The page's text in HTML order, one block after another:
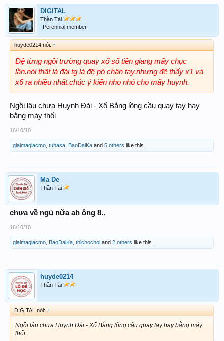
DIGITAL
Thần Tài
Perennial member
huyde0214 nói: ↑
Đệ từng ngồi trường quay xổ số tiền giang mấy chục
lần.nói thật là đài tg là đệ pó chân tay.nhưng đệ thấy x1 và
x6 ra nhiều nhất.chúc ý kiến nho nhỏ cho mấy huynh.
Ngồi lâu chưa Huynh Đài - Xổ Bằng lồng cầu quay tay hay
bằng máy thổi
16/10/10
giaimagiacmo tuhasa BaoDaiKa and 5 others like this.
Ma De
Thần Tài
chưa về ngủ nữa ah ông 8..
16/10/10
giaimagiacmo BaoDaiKa thichochoi and 2 others like this.
huyde0214
Thần Tài
DIGITAL nói: ↑
Ngồi lâu chưa Huynh Đài - Xổ Bằng lồng cầu quay tay hay bằng máy
thổi